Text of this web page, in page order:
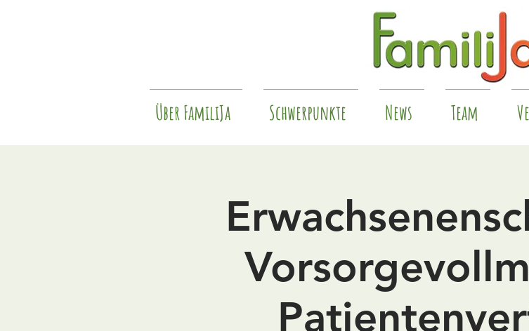
Über FamiliJa Schwerpunkte News Team